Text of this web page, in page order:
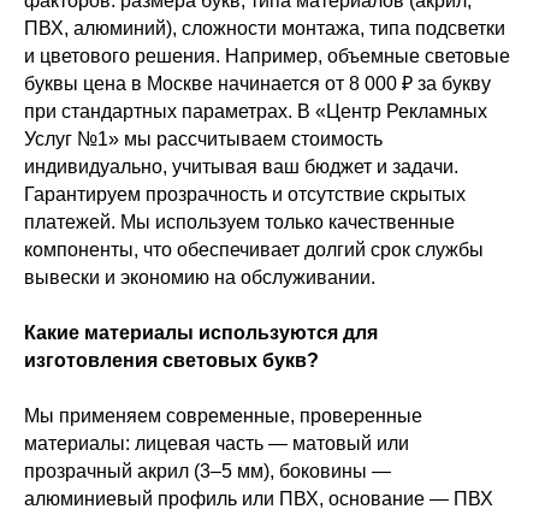
ПВХ, алюминий), сложности монтажа, типа подсветки
и цветового решения. Например, объемные световые
буквы цена в Москве начинается от 8 000 ₽ за букву
при стандартных параметрах. В «Центр Рекламных
Услуг №1» мы рассчитываем стоимость
индивидуально, учитывая ваш бюджет и задачи.
Гарантируем прозрачность и отсутствие скрытых
платежей. Мы используем только качественные
компоненты, что обеспечивает долгий срок службы
вывески и экономию на обслуживании.
Какие материалы используются для
изготовления световых букв?
Мы применяем современные, проверенные
материалы: лицевая часть — матовый или
прозрачный акрил (3–5 мм), боковины —
алюминиевый профиль или ПВХ, основание — ПВХ